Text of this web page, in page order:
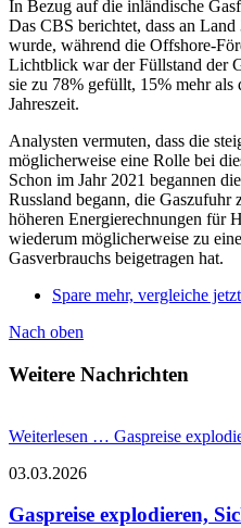
In Bezug auf die inländische
Das CBS berichtet, dass an
wurde, während die Offshore-
Lichtblick war der Füllstand der
sie zu 78% gefüllt, 15% mehr als
Jahreszeit.
Analysten vermuten, dass die
möglicherweise eine Rolle bei
Schon im Jahr 2021 begannen
Russland begann, die Gaszufuhr
höheren Energierechnungen für
wiederum möglicherweise zu
Gasverbrauchs beigetragen hat.
Spare mehr, vergleiche
Nach oben
Weitere Nachrichten
Weiterlesen … Gaspreise
03.03.2026
Gaspreise explodieren,